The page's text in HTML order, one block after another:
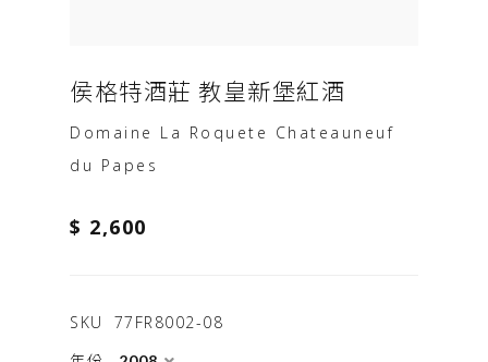
侯格特酒莊 教皇新堡紅酒
Domaine La Roquete Chateauneuf
du Papes
$ 2,600
SKU
77FR8002-08